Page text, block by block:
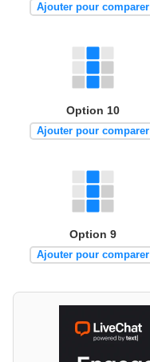
Ajouter pour comparer
Option 10
Ajouter pour comparer
Option 9
Ajouter pour comparer